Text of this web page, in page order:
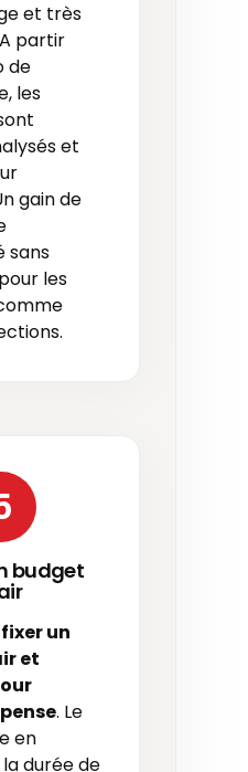
et très
partir
de
les
et
gain de
sans
les
budget
un
et
. Le
en
durée de